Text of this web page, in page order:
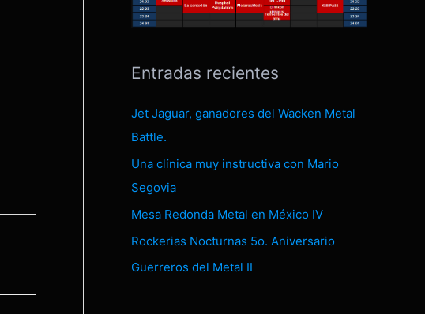
Entradas recientes
Jet Jaguar, ganadores del Wacken Metal
Battle.
Una clínica muy instructiva con Mario
Segovia
Mesa Redonda Metal en México IV
Rockerias Nocturnas 5o. Aniversario
Guerreros del Metal II